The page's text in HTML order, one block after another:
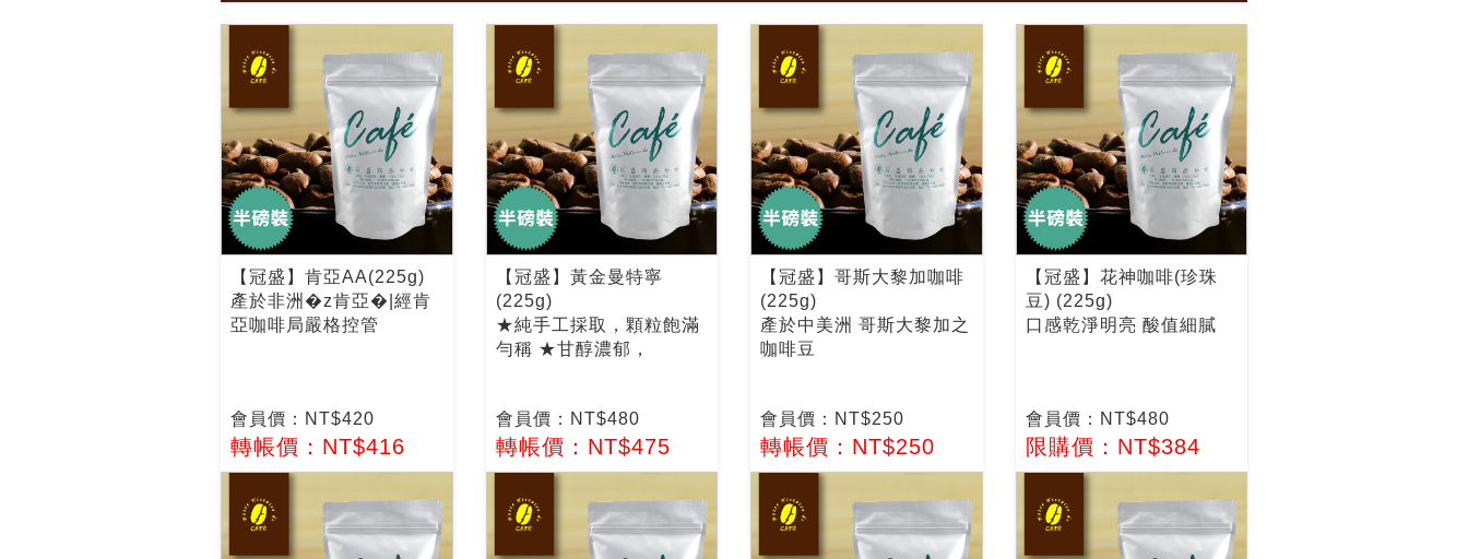
【冠盛】肯亞AA(225g)
產於非洲�z肯亞�|經肯
亞咖啡局嚴格控管
會員價：NT$420
轉帳價：NT$416
【冠盛】黃金曼特寧
(225g)
★純手工採取，顆粒飽滿
勻稱 ★甘醇濃郁，
會員價：NT$480
轉帳價：NT$475
【冠盛】哥斯大黎加咖啡
(225g)
產於中美洲 哥斯大黎加之
咖啡豆
會員價：NT$250
轉帳價：NT$250
【冠盛】花神咖啡(珍珠
豆) (225g)
口感乾淨明亮 酸值細膩
會員價：NT$480
限購價：NT$384